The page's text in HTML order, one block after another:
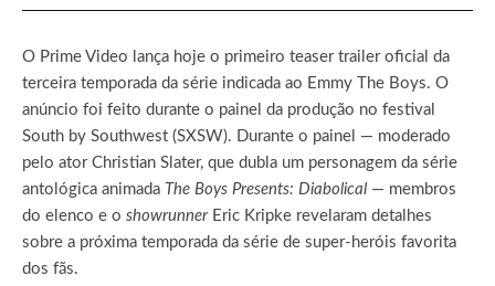
O Prime Video lança hoje o primeiro teaser trailer oficial da
terceira temporada da série indicada ao Emmy The Boys. O
anúncio foi feito durante o painel da produção no festival
South by Southwest (SXSW). Durante o painel — moderado
pelo ator Christian Slater, que dubla um personagem da série
antológica animada The Boys Presents: Diabolical — membros
do elenco e o showrunner Eric Kripke revelaram detalhes
sobre a próxima temporada da série de super-heróis favorita
dos fãs.